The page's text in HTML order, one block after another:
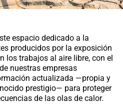
espacio dedicado a la
producidos por la exposición
los trabajos al aire libre, con el
nuestras empresas
actualizada —propia y
prestigio— para proteger
de las olas de calor.